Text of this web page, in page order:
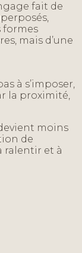
fait de
formes
mais d’une
à s’imposer,
la proximité,
moins
de
ralentir et à